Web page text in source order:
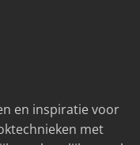
en inspiratie voor
met